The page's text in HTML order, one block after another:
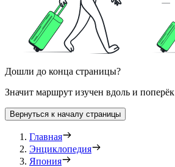
Дошли до конца страницы?
Значит маршрут изучен вдоль и поперёк
Вернуться к началу страницы
Главная
Энциклопедия
Япония